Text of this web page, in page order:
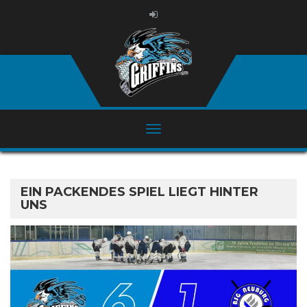
EIN PACKENDES SPIEL LIEGT HINTER
UNS